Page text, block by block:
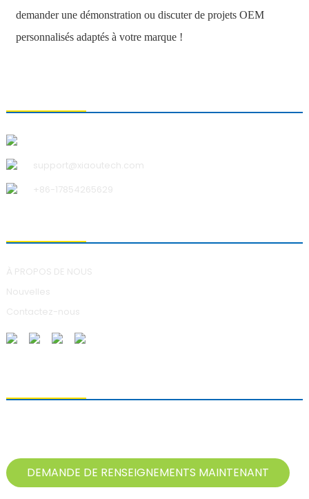
demander une démonstration ou discuter de projets OEM
personnalisés adaptés à votre marque !
support@xiaoutech.com
+86-17854265629
À PROPOS DE NOUS
Nouvelles
Contactez-nous
DEMANDE DE RENSEIGNEMENTS MAINTENANT